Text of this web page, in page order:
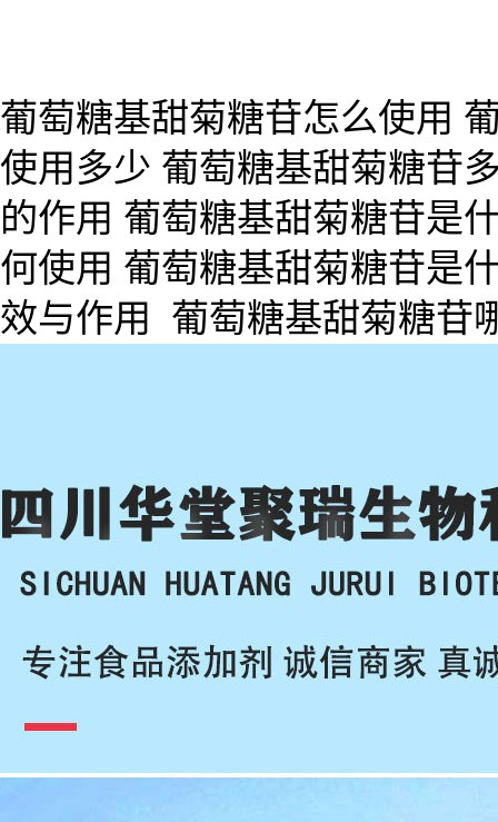
葡萄糖基甜菊糖苷怎么使用
使用多少 葡萄糖基甜菊糖苷
的作用 葡萄糖基甜菊糖苷是
何使用 葡萄糖基甜菊糖苷是
效与作用 葡萄糖基甜菊糖苷